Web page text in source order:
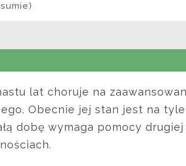
lat choruje na
Obecnie jej stan jest na
dobę wymaga pomocy